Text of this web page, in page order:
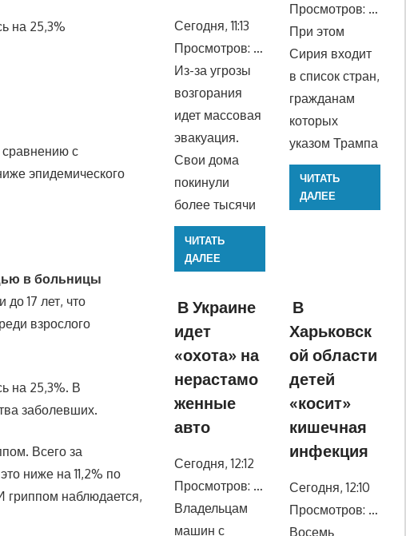
на 25,3%
с
эпидемического
в больницы
до 17 лет, что
взрослого
на 25,3%. В
заболевших.
Всего за
ниже на 11,2% по
наблюдается,
Сегодня, 11:13
Просмотров: …
Из-за угрозы
возгорания
идет массовая
эвакуация.
Свои дома
покинули
более тысячи
ЧИТАТЬ
ДАЛЕЕ
Просмотров: …
При этом
Сирия входит
в список стран,
гражданам
которых
указом Трампа
ЧИТАТЬ
ДАЛЕЕ
В Украине
идет
«охота» на
нерастамо
женные
авто
Сегодня, 12:12
Просмотров: …
Владельцам
машин с
В
Харьковск
ой области
детей
«косит»
кишечная
инфекция
Сегодня, 12:10
Просмотров: …
Восемь